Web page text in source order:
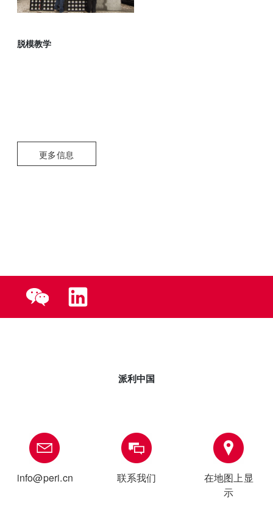
脱模教学
更多信息
派利中国
info@peri.cn 联系我们
在地图上显
示